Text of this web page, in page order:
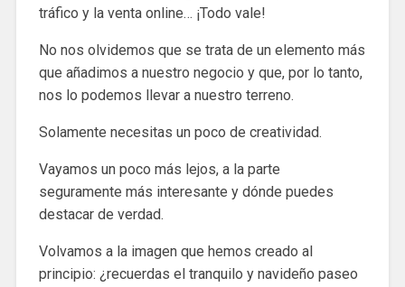
tráfico y la venta online… ¡Todo vale!
No nos olvidemos que se trata de un elemento más
que añadimos a nuestro negocio y que, por lo tanto,
nos lo podemos llevar a nuestro terreno.
Solamente necesitas un poco de creatividad.
Vayamos un poco más lejos, a la parte
seguramente más interesante y dónde puedes
destacar de verdad.
Volvamos a la imagen que hemos creado al
principio: ¿recuerdas el tranquilo y navideño paseo